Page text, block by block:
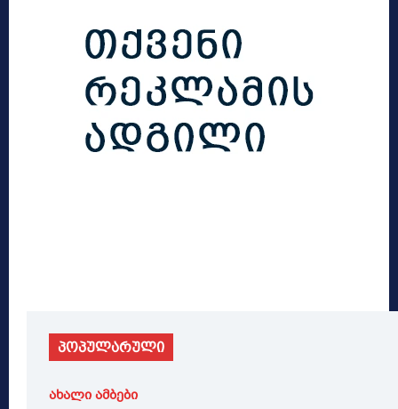
პოპულარული
ახალი ამბები